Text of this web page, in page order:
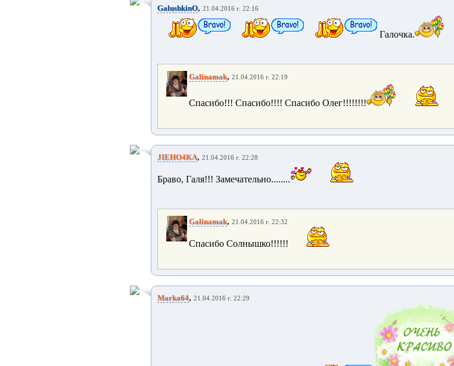
GalushkinO, 21.04.2016 г. 22:16
Галочка.
Galinamak, 21.04.2016 г. 22:19
Спасибо!!! Спасибо!!!! Спасибо Олег!!!!!!!!
JIEHO4KA, 21.04.2016 г. 22:28
Браво, Галя!!! Замечательно........
Galinamak, 21.04.2016 г. 22:32
Спасибо Солнышко!!!!!!
Marka64, 21.04.2016 г. 22:29